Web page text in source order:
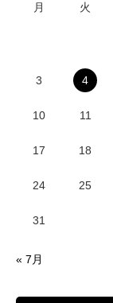
月 火
3 4
10 11
17 18
24 25
31
« 7月